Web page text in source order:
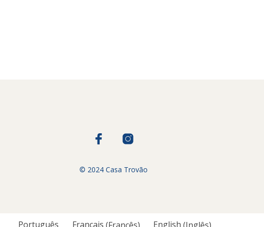
© 2024 Casa Trovão
Português Français (Francês) English (Inglês)